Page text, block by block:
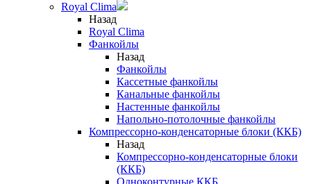
Royal Clima
Назад
Royal Clima
Фанкойлы
Назад
Фанкойлы
Кассетные фанкойлы
Канальные фанкойлы
Настенные фанкойлы
Напольно-потолочные фанкойлы
Компрессорно-конденсаторные блоки (ККБ)
Назад
Компрессорно-конденсаторные блоки
(ККБ)
Одноконтурные ККБ